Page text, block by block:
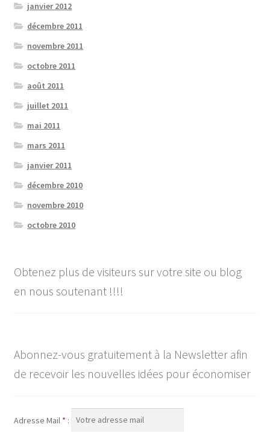
janvier 2012
décembre 2011
novembre 2011
octobre 2011
août 2011
juillet 2011
mai 2011
mars 2011
janvier 2011
décembre 2010
novembre 2010
octobre 2010
Obtenez plus de visiteurs sur votre site ou blog
en nous soutenant !!!!
Abonnez-vous gratuitement à la Newsletter afin
de recevoir les nouvelles idées pour économiser
Adresse Mail * :